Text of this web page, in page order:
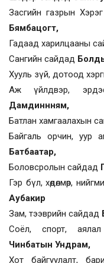
Засгийн газрын
Бямбацогт,
Гадаад харилцааны
Сангийн сайдад
Хууль зүй, дотоод
Аж үйлдвэр,
Дамдиннням,
Батлан хамгаалахын
Байгаль орчин, уур
Батбаатар,
Боловсролын сайдад
Гэр бүл, хөдөлмөр,
Аубакир
Зам, тээврийн сайдад
Соёл, спорт,
Чинбатын Ундрам,
Хот байгуулалт,